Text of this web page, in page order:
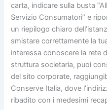
carta, indicare sulla busta
Servizio Consumatori” e
un riepilogo chiaro
smistare correttamente la
interessa conoscere la rete
struttura societaria, puoi
del sito corporate,
Conserve Italia, dove
ribadito con i medesimi